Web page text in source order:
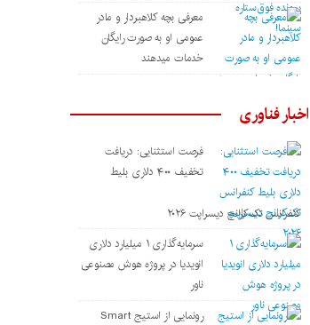
معرفی بچه کلاهبردار و مادر
عمومی او به صورت رایگان
خدمات میدهند
اخبار فناوری
فرصت استثنایی: دریافت
تخفیف ۴۰۰ دلاری بلیط
کنفرانس تک‌کرانچ دیسراپت ۲۰۲۶
سرمایه‌گذاری ۱ میلیارد دلاری
انویدیا در پروژه هوش مصنوعی
ناور
رونمایی از استیج Smart